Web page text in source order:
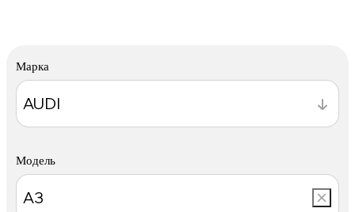
Марка
Модель